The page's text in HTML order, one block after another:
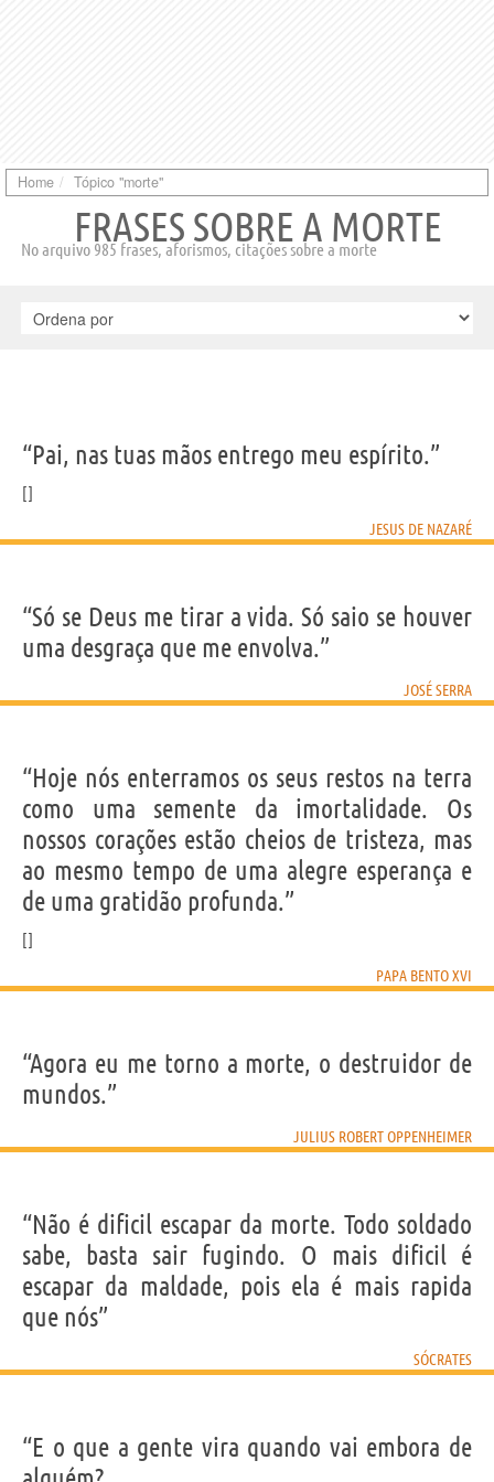
Home Tópico "morte"
FRASES SOBRE A MORTE
No arquivo 985 frases, aforismos, citações sobre a morte
“Pai, nas tuas mãos entrego meu espírito.”
JESUS DE NAZARÉ
“Só se Deus me tirar a vida. Só saio se houver
uma desgraça que me envolva.”
JOSÉ SERRA
“Hoje nós enterramos os seus restos na terra
como uma semente da imortalidade. Os
nossos corações estão cheios de tristeza, mas
ao mesmo tempo de uma alegre esperança e
de uma gratidão profunda.”
PAPA BENTO XVI
“Agora eu me torno a morte, o destruidor de
mundos.”
JULIUS ROBERT OPPENHEIMER
“Não é dificil escapar da morte. Todo soldado
sabe, basta sair fugindo. O mais dificil é
escapar da maldade, pois ela é mais rapida
que nós”
SÓCRATES
“E o que a gente vira quando vai embora de